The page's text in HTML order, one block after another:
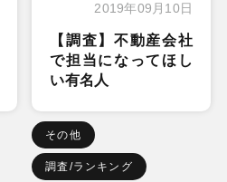
2019年09月10日
【調査】不動産会社
で担当になってほし
い有名人
その他
調査/ランキング